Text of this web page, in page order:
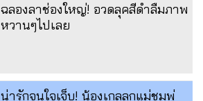
ฉลองลาช่องใหญ่! อวดลุคสีดำลืมภาพ
หวานๆไปเลย
น่ารักจนใจเจ็บ! น้องเกลลูกแม่ชมพู่